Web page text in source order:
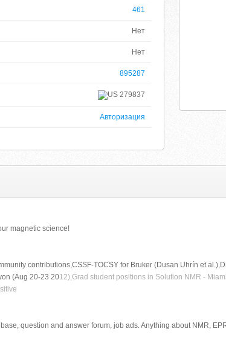
461
Нет
Нет
895287
279837
Авторизация
magnetic science!
contributions,CSSF-TOCSY for Bruker (Dusan Uhrín et
(Aug 20-23 2012),Grad student positions in Solution NMR -
question and answer forum, job ads. Anything about NMR,